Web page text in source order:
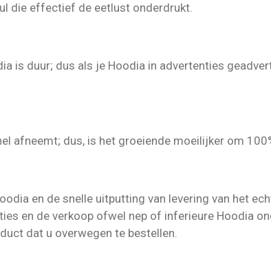
die effectief de eetlust onderdrukt.
is duur; dus als je Hoodia in advertenties
afneemt; dus, is het groeiende moeilijker om
en de snelle uitputting van levering van het
en de verkoop ofwel nep of inferieure Hoodia
dat u overwegen te bestellen.